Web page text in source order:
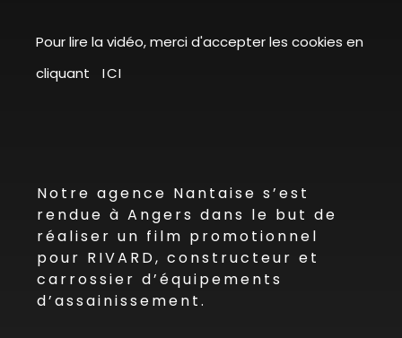
Pour lire la vidéo, merci d'accepter les cookies en
cliquant
ICI
Notre agence Nantaise s’est
rendue à Angers dans le but de
réaliser un film promotionnel
pour RIVARD, constructeur et
carrossier d’équipements
d’assainissement.